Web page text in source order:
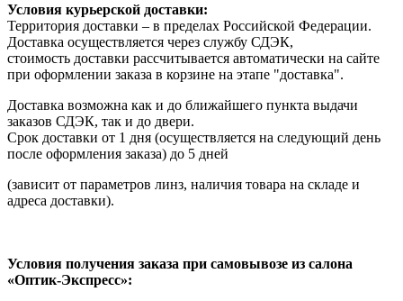
Условия курьерской доставки:
Территория доставки – в пределах Российской Федерации.
Доставка осуществляется через службу СДЭК,
стоимость доставки рассчитывается автоматически на сайте
при оформлении заказа в корзине на этапе "доставка".
Доставка возможна как и до ближайшего пункта выдачи
заказов СДЭК, так и до двери.
Срок доставки от 1 дня (осуществляется на следующий день
после оформления заказа) до 5 дней
(зависит от параметров линз, наличия товара на складе и
адреса доставки).
Условия получения заказа при самовывозе из салона
«Оптик-Экспресс»: